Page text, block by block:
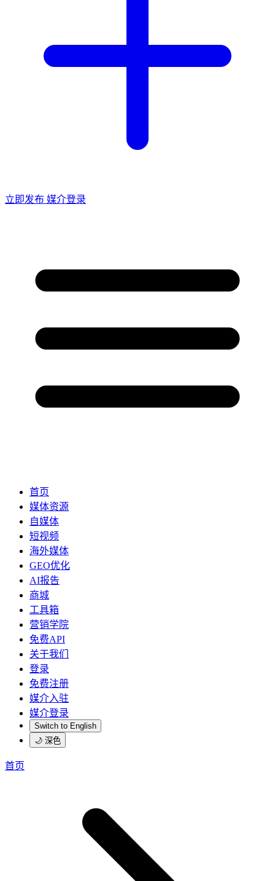
立即发布 媒介登录
首页
媒体资源
自媒体
短视频
海外媒体
GEO优化
AI报告
商城
工具箱
营销学院
免费API
关于我们
登录
免费注册
媒介入驻
媒介登录
Switch to English
🌙 深色
首页